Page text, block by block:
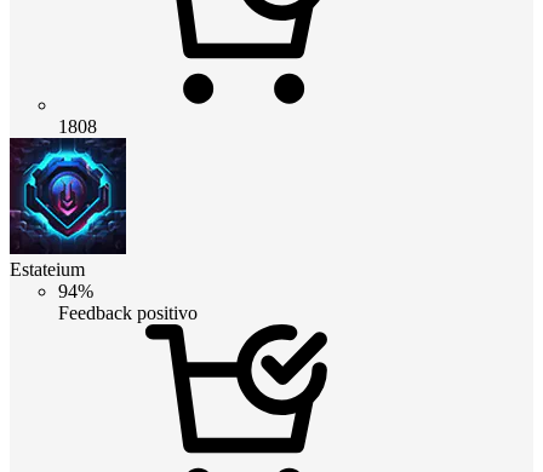
1808
Estateium
94%
Feedback positivo